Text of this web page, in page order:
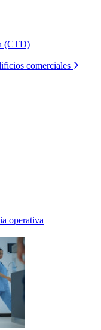
(CTD)
comerciales
operativa